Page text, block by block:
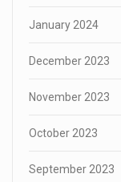
January 2024
December 2023
November 2023
October 2023
September 2023